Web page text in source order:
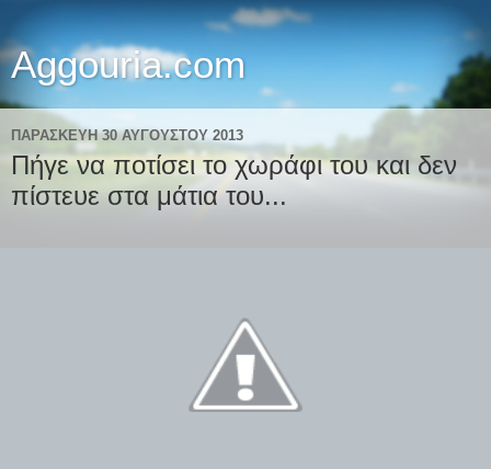
Aggouria.com
ΠΑΡΑΣΚΕΥΉ 30 ΑΥΓΟΎΣΤΟΥ 2013
Πήγε να ποτίσει το χωράφι του και δεν
πίστευε στα μάτια του...